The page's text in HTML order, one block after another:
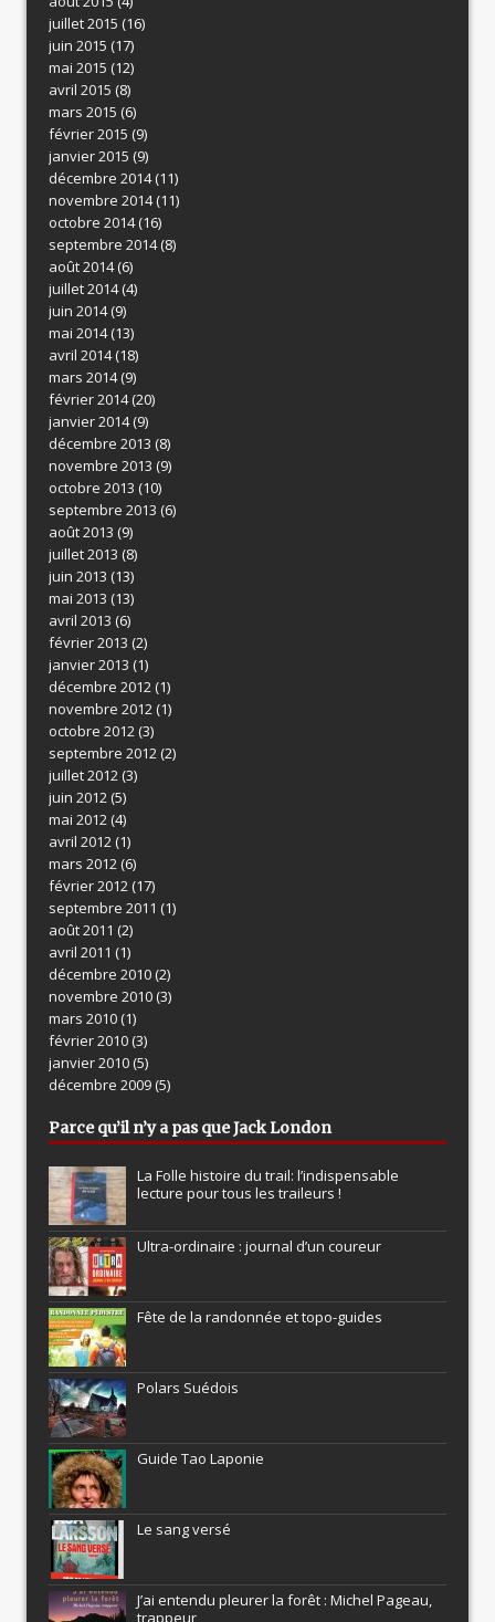
juillet 2015 (16)
juin 2015 (17)
mai 2015 (12)
avril 2015 (8)
mars 2015 (6)
février 2015 (9)
janvier 2015 (9)
décembre 2014(11)
novembre 2014(11)
octobre 2014(16)
septembre 2014(8)
août 2014(6)
juillet 2014(4)
juin 2014(9)
mai 2014(13)
avril 2014(18)
mars 2014(9)
février 2014(20)
janvier 2014(9)
décembre 2013 (8)
novembre 2013 (9)
octobre 2013 (10)
septembre 2013 (6)
août 2013 (9)
juillet 2013 (8)
juin 2013 (13)
mai 2013 (13)
avril 2013 (6)
février 2013 (2)
janvier 2013 (1)
décembre 2012(1)
novembre 2012(1)
octobre 2012(3)
septembre 2012(2)
juillet 2012(3)
juin 2012(5)
mai 2012(4)
avril 2012(1)
mars 2012(6)
février 2012(17)
septembre 2011 (1)
août 2011 (2)
avril 2011 (1)
décembre 2010(2)
novembre 2010(3)
mars 2010(1)
février 2010(3)
janvier 2010(5)
décembre 2009(5)
Parce qu’il n’y a pas que Jack London
La Folle histoire du trail: l’indispensable
lecture pour tous les traileurs !
Ultra-ordinaire : journal d’un coureur
Fête de la randonnée et topo-guides
Polars Suédois
Guide Tao Laponie
Le sang versé
J’ai entendu pleurer la forêt : Michel Pageau,
trappeur